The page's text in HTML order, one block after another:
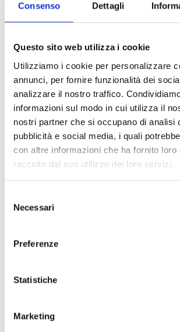
Consenso Dettagli
Questo sito web utilizza i cookie
Utilizziamo i cookie per personalizzare
annunci, per fornire funzionalità dei
analizzare il nostro traffico.
informazioni sul modo in cui utilizza il
nostri partner che si occupano di analisi
pubblicità e social media, i quali
con altre informazioni che ha fornito loro
raccolto dal suo utilizzo dei loro servizi.
delNecessari
Preferenze
Statistiche
Marketing
Sabato 19 novembre 2016
cantautoreRon.
Biglietto: € 20,00 Posto Unico
Sabato 10 dicembre 2016
ore 21.30 –Concerto dei
Biglietto: € 20,00 Posto Unico
Sabato 28 gennaio 2017
ore 21.30 –Due come noi che…
PaoliIaccompagnato daDanilo Rea.
Biglietto: € 25,00 Posto Unico
Sabato 25 febbraio
rassegna GIANDOMENICO ANELLINO.
abbonamento per tutti gli spettacoli
costo di € 65,00.